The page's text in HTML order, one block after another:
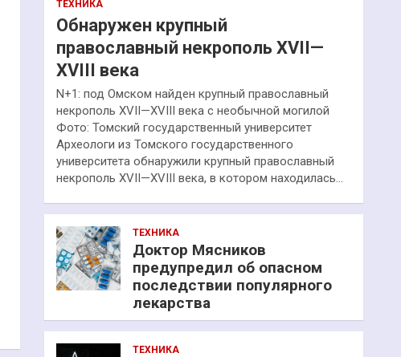
ТЕХНИКА
Обнаружен крупный
православный некрополь XVII—
XVIII века
N+1: под Омском найден крупный православный
некрополь XVII—XVIII века с необычной могилой
Фото: Томский государственный университет
Археологи из Томского государственного
университета обнаружили крупный православный
некрополь XVII—XVIII века, в котором находилась…
ТЕХНИКА
Доктор Мясников
предупредил об опасном
последствии популярного
лекарства
ТЕХНИКА